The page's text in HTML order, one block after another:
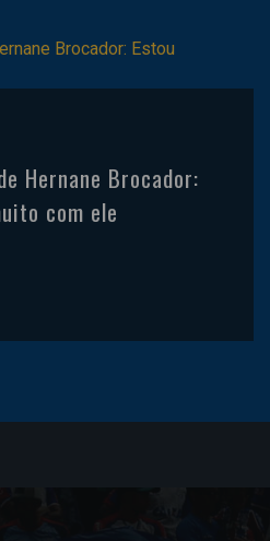
Hernane Brocador:
com ele